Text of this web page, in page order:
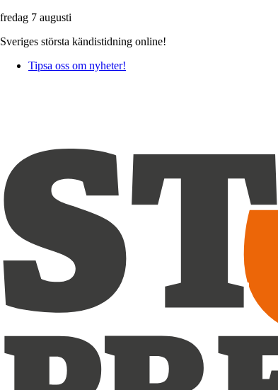
fredag 7 augusti
Sveriges största kändistidning online!
Tipsa oss om nyheter!